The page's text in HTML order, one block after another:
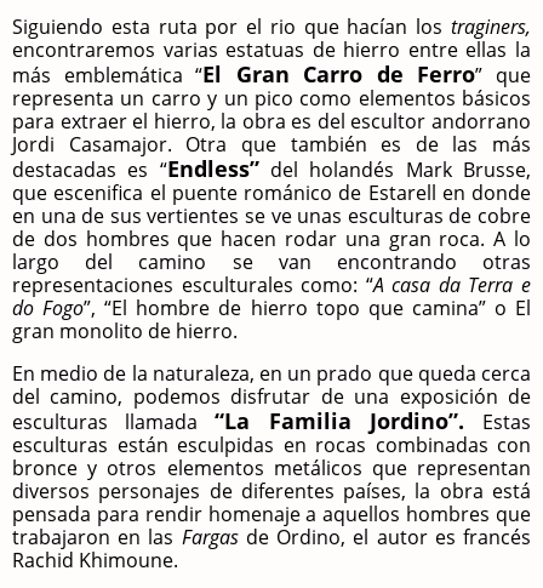
Siguiendo esta ruta por el rio que hacían los traginers,
encontraremos varias estatuas de hierro entre ellas la
más emblemática “El Gran Carro de Ferro” que
representa un carro y un pico como elementos básicos
para extraer el hierro, la obra es del escultor andorrano
Jordi Casamajor. Otra que también es de las más
destacadas es “Endless”del holandés Mark Brusse,
que escenifica el puente románico de Estarell en donde
en una de sus vertientes se ve unas esculturas de cobre
de dos hombres que hacen rodar una gran roca. A lo
largo del camino se van encontrando otras
representaciones esculturales como: “A casa da Terra e
do Fogo”, “El hombre de hierro topo que camina” o El
gran monolito de hierro.
En medio de la naturaleza, en un prado que queda cerca
del camino, podemos disfrutar de una exposición de
esculturas llamada“La Familia Jordino”. Estas
esculturas están esculpidas en rocas combinadas con
bronce y otros elementos metálicos que representan
diversos personajes de diferentes países, la obra está
pensada para rendir homenaje a aquellos hombres que
trabajaron en las Fargasde Ordino, el autor es francés
Rachid Khimoune.